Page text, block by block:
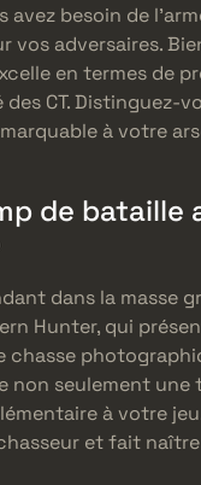
besoin de
vos adversaires.
en termes de
CT. Distinguez-
à votre
de bataille
dans la masse
Hunter, qui
seulement une
à votre
et fait